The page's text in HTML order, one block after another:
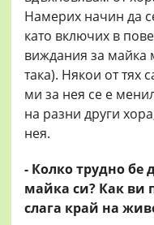
Намерих начин да
като включих в
виждания за майка
така). Някои от тях
ми за нея се е
на разни други
нея.
- Колко трудно бе
майка си? Как ви
слага край на